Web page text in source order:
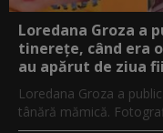
Loredana Groza a
tinerețe, când era
au apărut de ziua
Loredana Groza a
tânără mămică.